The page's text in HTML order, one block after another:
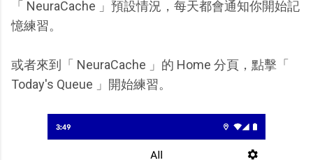
「 NeuraCache 」預設情況，每天都會通知你開始記
憶練習。
或者來到「 NeuraCache 」的 Home 分頁，點擊「
Today's Queue 」開始練習。